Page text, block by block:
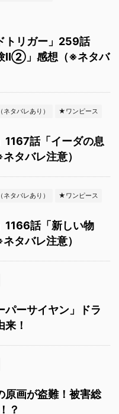
トリガー」259話
Ⅱ②」感想（※ネタバ
タバレあり） ★ワンピース
1167話「イーダの息
タバレ注意）
タバレあり） ★ワンピース
1166話「新しい物
タバレ注意）
パーサイヤン」ドラ
！
原画が盗難！被害総
？